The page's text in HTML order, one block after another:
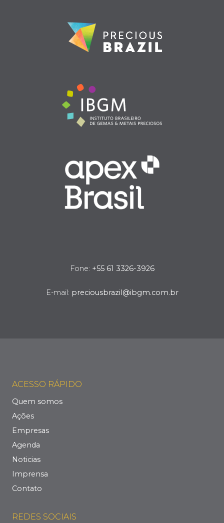
Fone: +55 61 3326-3926
E-mail: preciousbrazil@ibgm.com.br
ACESSO RÁPIDO
Quem somos
Ações
Empresas
Agenda
Noticias
Imprensa
Contato
REDES SOCIAIS